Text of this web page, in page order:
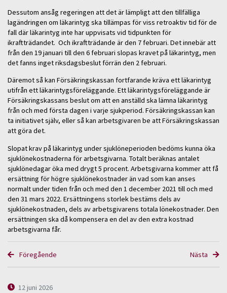
Dessutom ansåg regeringen att det är lämpligt att den tillfälliga
lagändringen om läkarintyg ska tillämpas för viss retroaktiv tid för de
fall där läkarintyg inte har uppvisats vid tidpunkten för
ikraftträdandet. Och ikraftträdande är den 7 februari. Det innebär att
från den 19 januari till den 6 februari slopas kravet på läkarintyg, men
det fanns inget riksdagsbeslut förrän den 2 februari.
Däremot så kan Försäkringskassan fortfarande kräva ett läkarintyg
utifrån ett läkarintygsföreläggande. Ett läkarintygsföreläggande är
Försäkringskassans beslut om att en anställd ska lämna läkarintyg
från och med första dagen i varje sjukperiod. Försäkringskassan kan
ta initiativet själv, eller så kan arbetsgivaren be att Försäkringskassan
att göra det.
Slopat krav på läkarintyg under sjuklöneperioden bedöms kunna öka
sjuklönekostnaderna för arbetsgivarna. Totalt beräknas antalet
sjuklönedagar öka med drygt 5 procent. Arbetsgivarna kommer att få
ersättning för högre sjuklönekostnader än vad som kan anses
normalt under tiden från och med den 1 december 2021 till och med
den 31 mars 2022. Ersättningens storlek bestäms dels av
sjuklönekostnaden, dels av arbetsgivarens totala lönekostnader. Den
ersättningen ska då kompensera en del av den extra kostnad
arbetsgivarna får.
Föregående Nästa
12 juni 2026